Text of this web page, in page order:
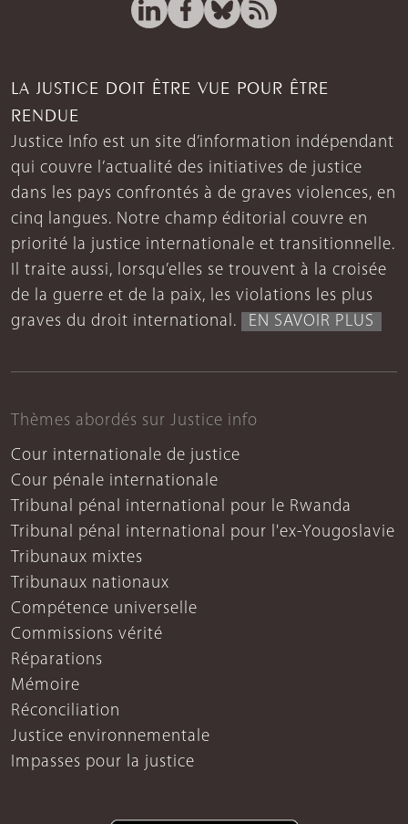
LA JUSTICE DOIT ÊTRE VUE POUR ÊTRE
RENDUE
Justice Info est un site d’information indépendant
qui couvre l’actualité des initiatives de justice
dans les pays confrontés à de graves violences, en
cinq langues. Notre champ éditorial couvre en
priorité la justice internationale et transitionnelle.
Il traite aussi, lorsqu’elles se trouvent à la croisée
de la guerre et de la paix, les violations les plus
graves du droit international.
EN SAVOIR PLUS
Thèmes abordés sur Justice info
Cour internationale de justice
Cour pénale internationale
Tribunal pénal international pour le Rwanda
Tribunal pénal international pour l'ex-Yougoslavie
Tribunaux mixtes
Tribunaux nationaux
Compétence universelle
Commissions vérité
Réparations
Mémoire
Réconciliation
Justice environnementale
Impasses pour la justice